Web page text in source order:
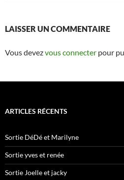
LAISSER UN COMMENTAIRE
Vous devezvous connecter pour
ARTICLES RÉCENTS
Sortie DéDé et Marilyne
Sortie yves et renée
Sortie Joelle et jacky